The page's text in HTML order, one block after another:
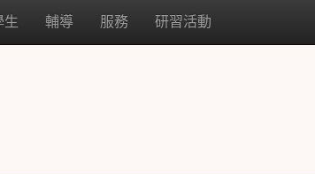
生 輔導 服務 研習活動